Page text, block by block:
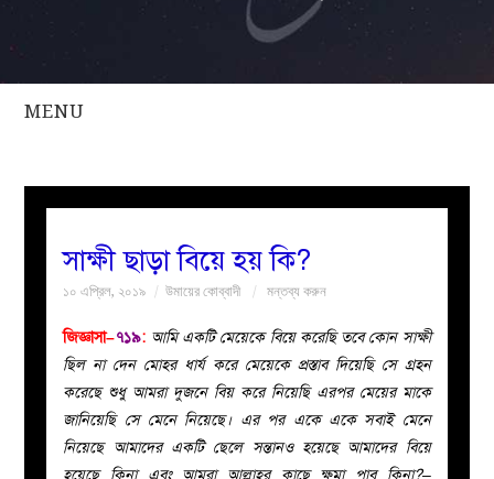
MENU
সকল
নারীদের
পাতা
ইসলাহী
সাক্ষী ছাড়া বিয়ে হয় কি?
১০ এপ্রিল, ২০১৯ উমায়ের কোব্বাদী মন্তব্য করুন
জিজ্ঞাসা–৭১৯: আমি একটি মেয়েকে বিয়ে করেছি তবে কোন সাক্ষী
ছিল না দেন মোহর ধার্য করে মেয়েকে প্রস্তাব দিয়েছি সে গ্রহন
করেছে শুধু আমরা দুজনে বিয় করে নিয়েছি এরপর মেয়ের মাকে
জানিয়েছি সে মেনে নিয়েছে। এর পর একে একে সবাই মেনে
নিয়েছে আমাদের একটি ছেলে সন্তানও হয়েছে আমাদের বিয়ে
হয়েছে কিনা এবং আমরা আল্লাহর কাছে ক্ষমা পাব কিনা?–